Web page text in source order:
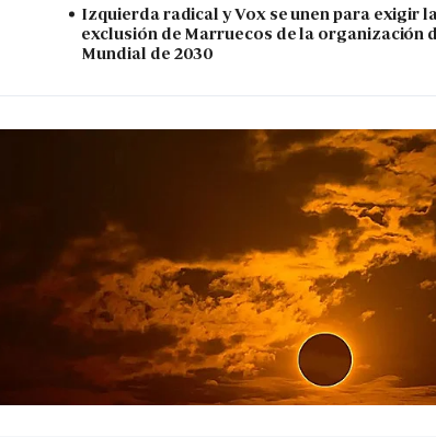
Izquierda radical y Vox se unen para exigir
exclusión de Marruecos de la organización
Mundial de 2030